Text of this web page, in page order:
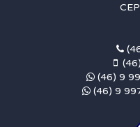
(46) 9
(46) 9